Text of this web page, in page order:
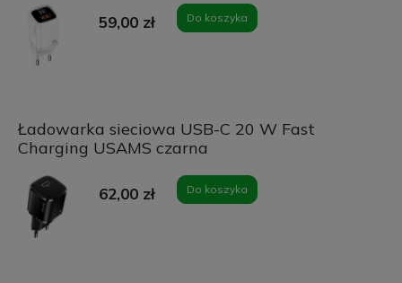
59,00 zł Do koszyka
Ładowarka sieciowa USB-C 20 W Fast
Charging USAMS czarna
62,00 zł Do koszyka